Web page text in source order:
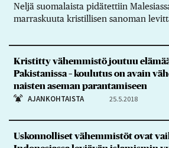
Neljä suomalaista pidätettiin
marraskuuta kristillisen sanoman
Kristitty vähemmistö joutuu
Pakistanissa – koulutus on avain
naisten aseman parantamiseen
AJANKOHTAISTA 25.5.2018
Uskonnolliset vähemmistöt ovat